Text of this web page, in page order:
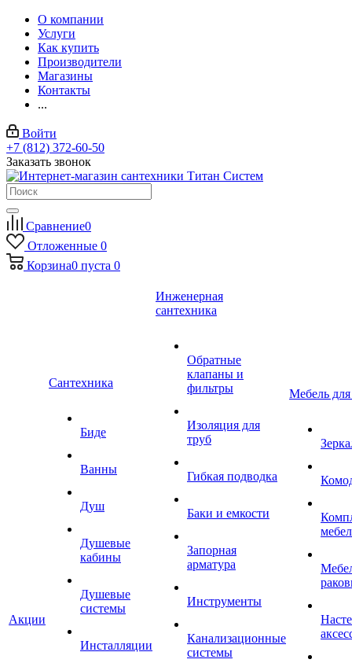
О компании
Услуги
Как купить
Производители
Магазины
Контакты
...
Войти
+7 (812) 372-60-50
Заказать звонок
Сравнение0
Отложенные 0
Корзина0 пуста 0
Акции
Сантехника
Биде
Ванны
Душ
Душевые
кабины
Душевые
системы
Инсталляции
Инженерная
сантехника
Обратные
клапаны и
фильтры
Изоляция для
труб
Гибкая подводка
Баки и емкости
Запорная
арматура
Инструменты
Канализационные
системы
Мебель